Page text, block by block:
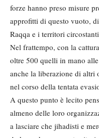
forze hanno preso misure
approfitti di questo vuoto,
Raqqa e i territori
Nel frattempo, con la
oltre 500 quelli in mano
anche la liberazione di altri
nel corso della tentata
A questo punto è lecito
almeno delle loro
a lasciare che jihadisti e